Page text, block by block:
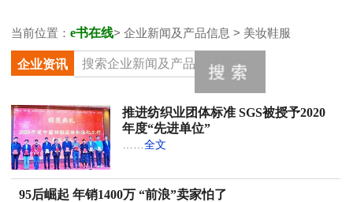
当前位置：e书在线> 企业新闻及产品信息 > 美妆鞋服
企业资讯
推进纺织业团体标准 SGS被授予2020
年度“先进单位”
全文
95后崛起 年销1400万 “前浪”卖家怕了